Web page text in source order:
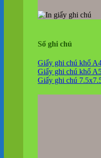
Sổ ghi chú
Giấy ghi chú khổ
Giấy ghi chú khổ
Giấy ghi chú